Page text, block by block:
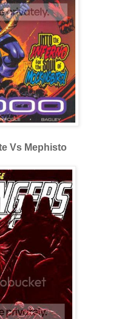
Vs Mephisto